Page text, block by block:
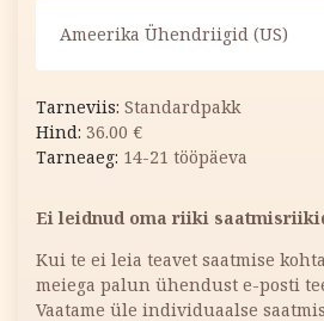
Ameerika Ühendriigid (US)
Standardpakk
36.00 €
14-21 tööpäeva
Ei leidnud oma riiki
Kui te ei leia teavet saatmise
meiega palun ühendust e-posti
Vaatame üle individuaalse